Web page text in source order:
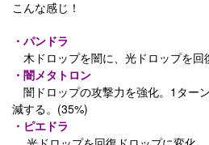
こんな感じ！
・パンドラ
木ドロップを闇に、光ドロップを回
・闇メタトロン
闇ドロップの攻撃力を強化。1ター
減する。(35%)
・ピエドラ